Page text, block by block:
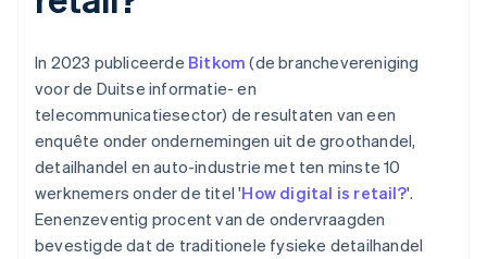
In 2023 publiceerde Bitkom (de branchevereniging
voor de Duitse informatie- en
telecommunicatiesector) de resultaten van een
enquête onder ondernemingen uit de groothandel,
detailhandel en auto-industrie met ten minste 10
werknemers onder de titel 'How digital is retail?'.
Eenenzeventig procent van de ondervraagden
bevestigde dat de traditionele fysieke detailhandel